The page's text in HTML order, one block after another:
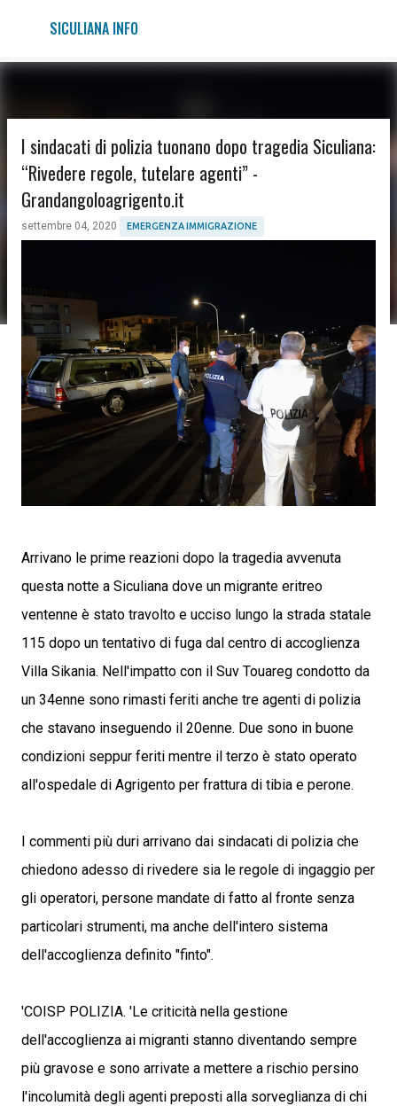
Passa ai contenuti principali
SICULIANA INFO
I sindacati di polizia tuonano dopo tragedia Siculiana:
“Rivedere regole, tutelare agenti” -
Grandangoloagrigento.it
settembre 04, 2020 EMERGENZA IMMIGRAZIONE
Arrivano le prime reazioni dopo la tragedia avvenuta
questa notte a Siculiana dove un migrante eritreo
ventenne è stato travolto e ucciso lungo la strada statale
115 dopo un tentativo di fuga dal centro di accoglienza
Villa Sikania. Nell'impatto con il Suv Touareg condotto da
un 34enne sono rimasti feriti anche tre agenti di polizia
che stavano inseguendo il 20enne. Due sono in buone
condizioni seppur feriti mentre il terzo è stato operato
all'ospedale di Agrigento per frattura di tibia e perone.
I commenti più duri arrivano dai sindacati di polizia che
chiedono adesso di rivedere sia le regole di ingaggio per
gli operatori, persone mandate di fatto al fronte senza
particolari strumenti, ma anche dell'intero sistema
dell'accoglienza definito "finto".
'COISP POLIZIA. 'Le criticità nella gestione
dell'accoglienza ai migranti stanno diventando sempre
più gravose e sono arrivate a mettere a rischio persino
l'incolumità degli agenti preposti alla sorveglianza di chi